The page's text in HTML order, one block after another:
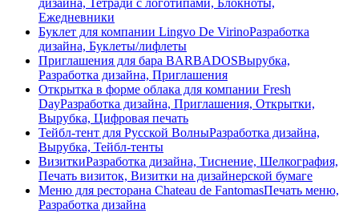
дизайна, Тетради с логотипами, Блокноты,
Ежедневники
Буклет для компании Lingvo De VirinoРазработка
дизайна, Буклеты/лифлеты
Приглашения для бара BARBADOSВырубка,
Разработка дизайна, Приглашения
Открытка в форме облака для компании Fresh
DayРазработка дизайна, Приглашения, Открытки,
Вырубка, Цифровая печать
Тейбл-тент для Русской ВолныРазработка дизайна,
Вырубка, Тейбл-тенты
ВизиткиРазработка дизайна, Тиснение, Шелкография,
Печать визиток, Визитки на дизайнерской бумаге
Меню для ресторана Chateau de FantomasПечать меню,
Разработка дизайна